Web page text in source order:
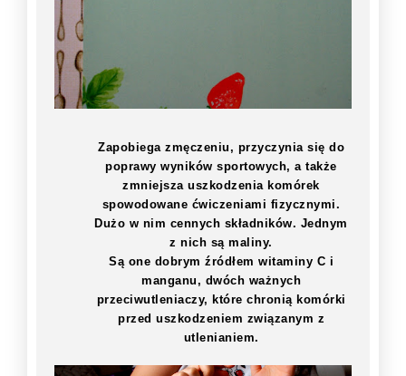
Zapobiega zmęczeniu, przyczynia się do
poprawy wyników sportowych, a także
zmniejsza uszkodzenia komórek
spowodowane ćwiczeniami fizycznymi.
Dużo w nim cennych składników. Jednym
z nich są maliny.
Są one dobrym źródłem witaminy C i
manganu, dwóch ważnych
przeciwutleniaczy, które chronią komórki
przed uszkodzeniem związanym z
utlenianiem.